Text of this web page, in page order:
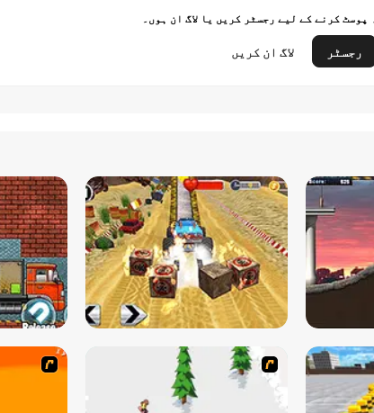
پوسٹ کرنے کے لیے رجسٹر کریں یا لاگ ان ہوں۔
رجسٹر لاگ ان کریں